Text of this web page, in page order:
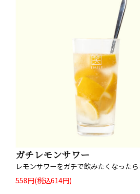
ガチレモンサワー
レモンサワーをガチで飲みたくなったら
558円(税込614円)